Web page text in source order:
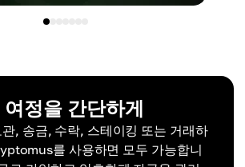
정을 간단하게
, 송금, 수락, 스테이킹 또는 거래하
를 사용하면 모두 가능합니